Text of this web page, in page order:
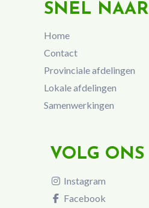
SNEL NAAR
Home
Contact
Provinciale afdelingen
Lokale afdelingen
Samenwerkingen
VOLG ONS
Instagram
Facebook